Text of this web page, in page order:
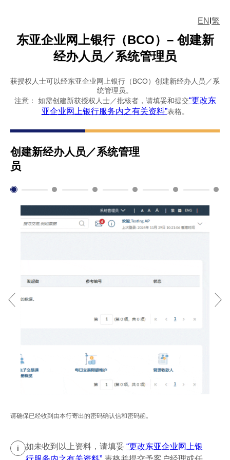
EN 繁
东亚企业网上银行（BCO）– 创建新
经办人员／系统管理员
获授权人士可以经东亚企业网上银行（BCO）创建新经办人员／系
统管理员。
注意： 如需创建新获授权人士／批核者，请填妥和提交“更改东
亚企业网上银行服务内之有关资料”表格。
创建新经办人员／系统管理
员
请确保已经收到由本行寄出的密码确认信和密码函。
i 如未收到以上资料，请填妥“更改东亚企业网上银